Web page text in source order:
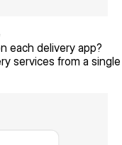
each delivery app?
services from a single